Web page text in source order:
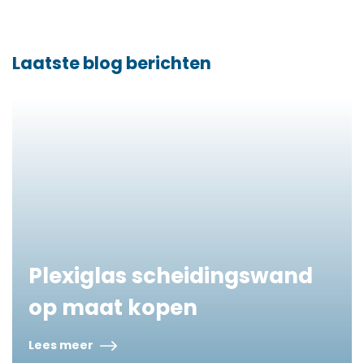
Laatste blog berichten
Plexiglas scheidingswand
op maat kopen
Lees meer